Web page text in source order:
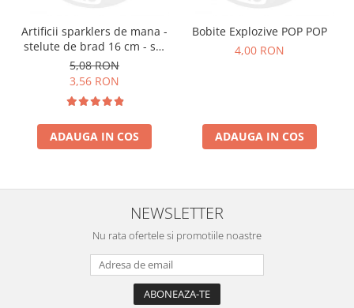
Artificii sparklers de mana -
stelute de brad 16 cm - set
10 buc
5,08 RON
3,56 RON
ADAUGA IN COS
Bobite Explozive POP POP
4,00 RON
ADAUGA IN COS
NEWSLETTER
Nu rata ofertele si promotiile noastre